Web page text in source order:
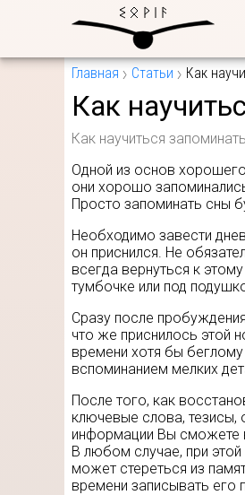
Главная Статьи Как
Как
Как научиться
Одной из основ
они хорошо
Просто запоминать сны
Необходимо завести
он приснился. Не
всегда вернуться к
тумбочке или под
Сразу после
что же приснилось этой
времени хотя бы
вспоминанием мелких
После того, как
ключевые слова, тезисы,
информации Вы сможете
В любом случае, при
может стереться из
времени записывать его